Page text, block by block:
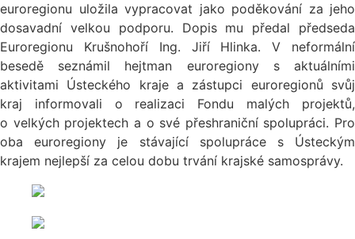
euroregionu uložila vypracovat jako poděkování za jeho
dosavadní velkou podporu. Dopis mu předal předseda
Euroregionu Krušnohoří Ing. Jiří Hlinka. V neformální
besedě seznámil hejtman euroregiony s aktuálními
aktivitami Ústeckého kraje a zástupci euroregionů svůj
kraj informovali o realizaci Fondu malých projektů,
o velkých projektech a o své přeshraniční spolupráci. Pro
oba euroregiony je stávající spolupráce s Ústeckým
krajem nejlepší za celou dobu trvání krajské samosprávy.